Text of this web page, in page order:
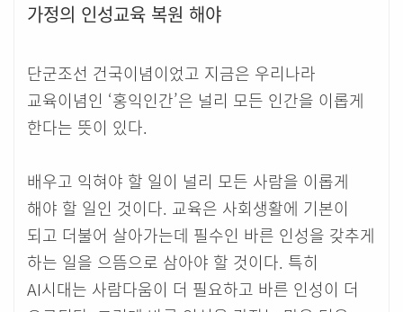
가정의 인성교육 복원 해야
단군조선 건국이념이었고 지금은 우리나라
교육이념인 ‘홍익인간’은 널리 모든 인간을 이롭게
한다는 뜻이 있다.
배우고 익혀야 할 일이 널리 모든 사람을 이롭게
해야 할 일인 것이다. 교육은 사회생활에 기본이
되고 더불어 살아가는데 필수인 바른 인성을 갖추게
하는 일을 으뜸으로 삼아야 할 것이다. 특히
AI시대는 사람다움이 더 필요하고 바른 인성이 더